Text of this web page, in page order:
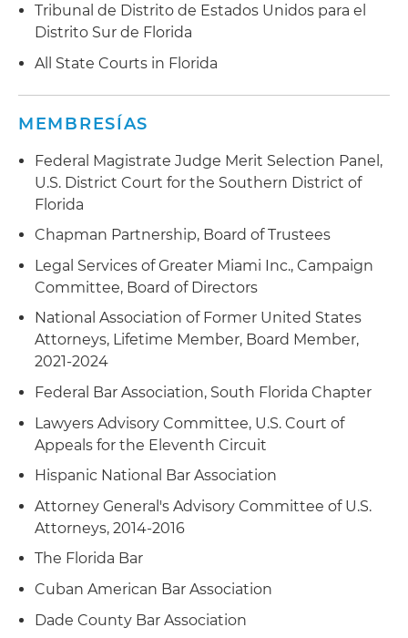
Tribunal de Distrito de Estados Unidos para el
Distrito Sur de Florida
All State Courts in Florida
MEMBRESÍAS
Federal Magistrate Judge Merit Selection Panel,
U.S. District Court for the Southern District of
Florida
Chapman Partnership, Board of Trustees
Legal Services of Greater Miami Inc., Campaign
Committee, Board of Directors
National Association of Former United States
Attorneys, Lifetime Member, Board Member,
2021-2024
Federal Bar Association, South Florida Chapter
Lawyers Advisory Committee, U.S. Court of
Appeals for the Eleventh Circuit
Hispanic National Bar Association
Attorney General's Advisory Committee of U.S.
Attorneys, 2014-2016
The Florida Bar
Cuban American Bar Association
Dade County Bar Association